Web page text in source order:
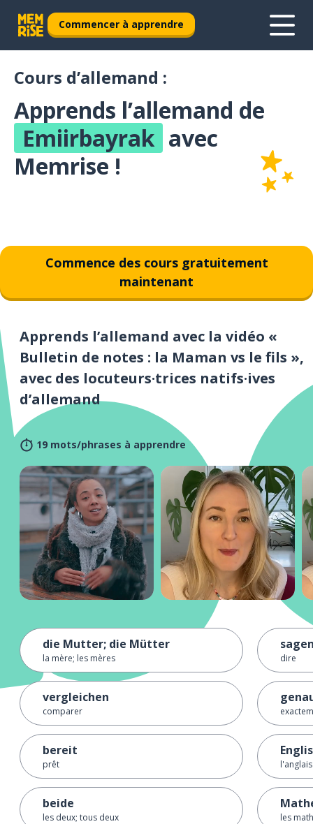
Commencer à apprendre
Cours d’allemand :
Apprends l’allemand de
Emiirbayrak avec
Memrise !
Commence des cours gratuitement
maintenant
Apprends l’allemand avec la vidéo «
Bulletin de notes : la Maman vs le fils »,
avec des locuteurs·trices natifs·ives
d’allemand
19 mots/phrases à apprendre
die Mutter; die Mütter
la mère; les mères
vergleichen
comparer
bereit
prêt
beide
les deux; tous deux
dire
l'anglais
les